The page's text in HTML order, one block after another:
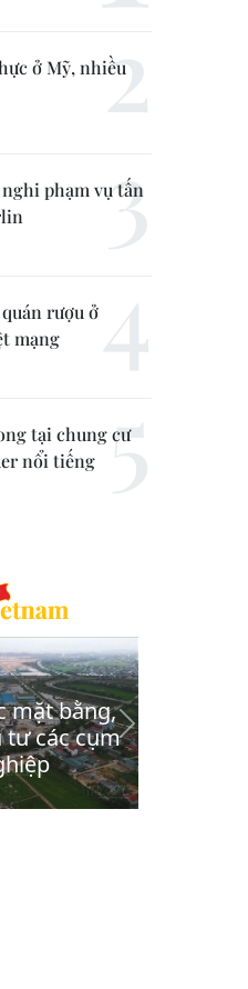
ở Mỹ, nhiều
phạm vụ tấn
rượu ở
mạng
tại chung cư
nổi tiếng